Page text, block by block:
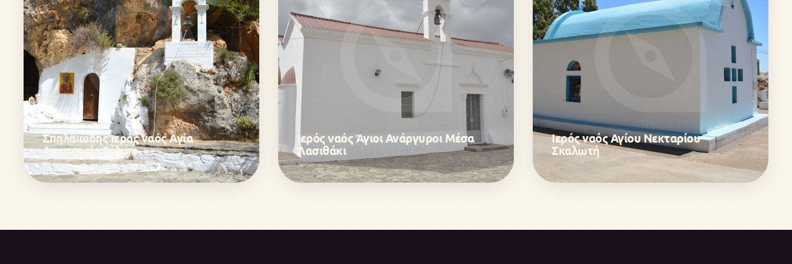
Σπηλαιώδης ιερός ναός Αγία
Αναστασία Γάλιπε
Ιερός ναός Άγιοι Ανάργυροι Μέσα
Λασιθάκι
Ιερός ναός Αγίου Νεκταρίου
Σκαλωτή